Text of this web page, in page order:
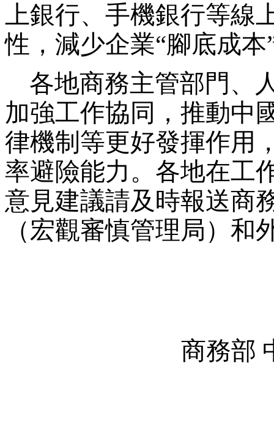
上銀行、手機銀行等線
性，減少企業“腳底成本
各地商務主管部門、
加強工作協同，推動中
律機制等更好發揮作用
率避險能力。各地在工
意見建議請及時報送商
（宏觀審慎管理局）
商務部